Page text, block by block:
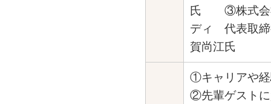
氏 ③株式会
ディ 代表取
賀尚江氏
①キャリアや
②先輩ゲスト